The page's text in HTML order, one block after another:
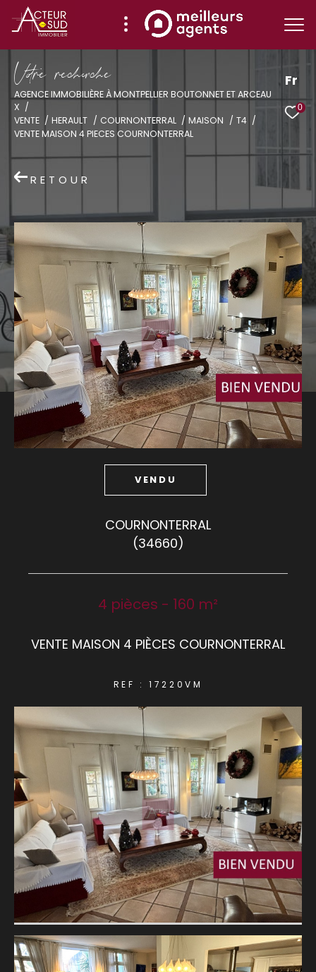
Fr
0
Vore recece
AGENCE IMMOBILIÈRE À MONTPELLIER BOUTONNET ET ARCEAU
X
VENTE
HERAULT COURNONTERRAL MAISON
T4
VENTE MAISON 4 PIECES COURNONTERRAL
RETOUR
VENDU
COURNONTERRAL
(34660)
4 pièces - 160 m²
VENTE MAISON 4 PIÈCES COURNONTERRAL
REF : 17220VM
Effectuer une recherche
et trouver le bien qui correspond à vos
critères
Type
de
bien
Type de bien
Ville
Budget
Budget
Surface
Surface
Pièces
Pièces
AFFINER LES CRITÈRES
NOUVEAUTÉS
RECHERCHER